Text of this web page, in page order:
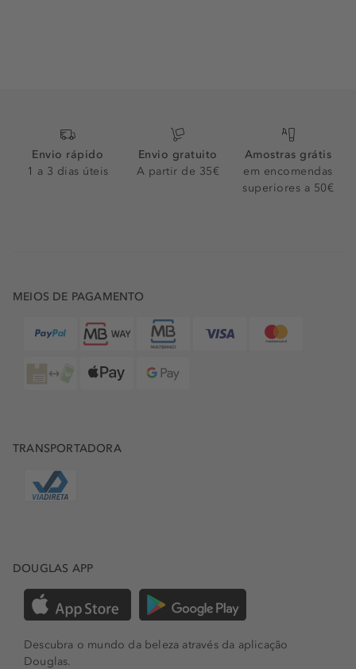
Envio rápido
1 a 3 dias úteis
Envio gratuito
A partir de 35€
Amostras grátis
em encomendas
superiores a 50€
MEIOS DE PAGAMENTO
TRANSPORTADORA
DOUGLAS APP
Descubra o mundo da beleza através da aplicação
Douglas.